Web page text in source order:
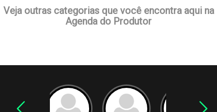
Veja outras categorias que você encontra aqui na
Agenda do Produtor